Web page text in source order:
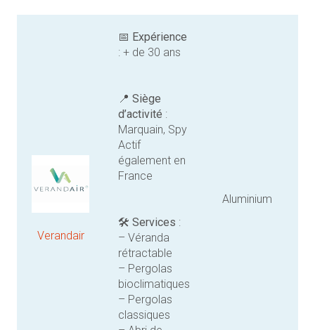
Verandair
📅 Expérience
: + de 30 ans
📍 Siège
d’activité :
Marquain, Spy
Actif
également en
France
🛠️ Services :
– Véranda
rétractable
– Pergolas
bioclimatiques
– Pergolas
classiques
Aluminium